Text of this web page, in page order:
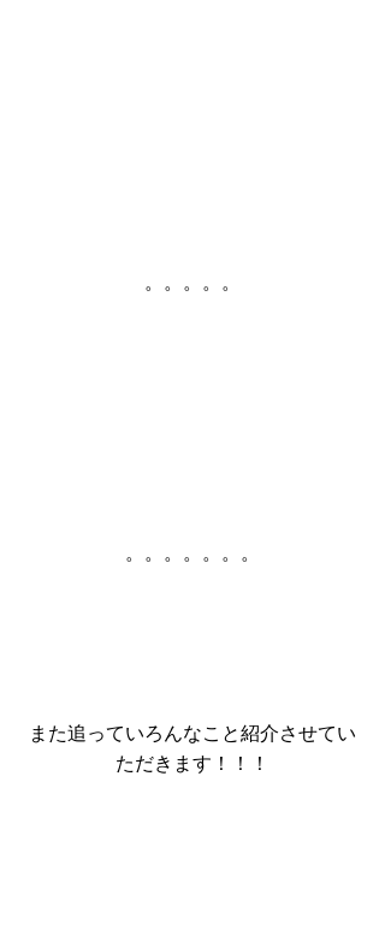
。。。。。
。。。。。。。
また追っていろんなこと紹介させてい
ただきます！！！